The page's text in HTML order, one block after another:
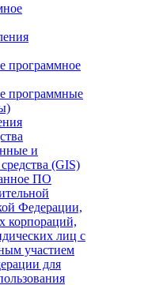
программное
программные
и
(GIS)
ПО
Федерации,
корпораций,
лиц с
участием
для